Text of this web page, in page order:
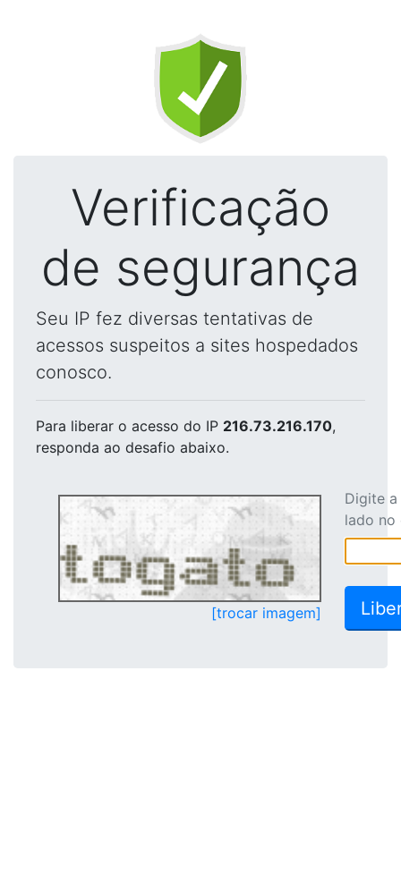
Verificação
de segurança
Seu IP fez diversas tentativas de
acessos suspeitos a sites hospedados
conosco.
Para liberar o acesso do IP 216.73.216.170,
responda ao desafio abaixo.
[trocar imagem]
Digite
lado no